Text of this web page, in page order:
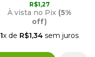
R$1,27
À vista no Pix (5%
off)
1x de R$1,34 sem juros